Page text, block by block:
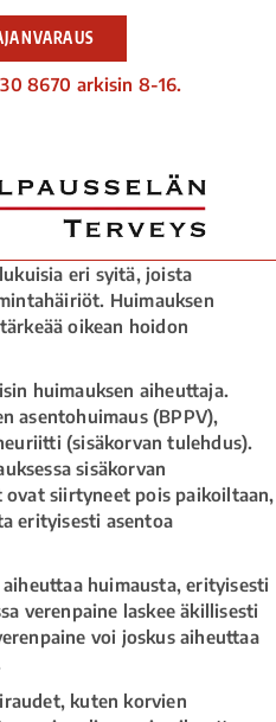
8670 arkisin 8-16.
eri syitä, joista
Huimauksen
oikean hoidon
huimauksen aiheuttaja.
asentohuimaus (BPPV),
(sisäkorvan tulehdus).
sisäkorvan
siirtyneet pois paikoiltaan,
erityisesti asentoa
huimausta, erityisesti
verenpaine laskee äkillisesti
voi joskus aiheuttaa
kuten korvien